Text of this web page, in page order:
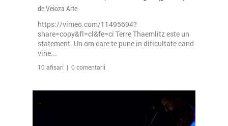
de Veioza Arte
https://vimeo.com/11495694?
share=copy&fl=cl&fe=ci Terre Thaemlitz este un
statement. Un om care te pune in dificultate cand
vine...
10 afisari | 0 comentarii